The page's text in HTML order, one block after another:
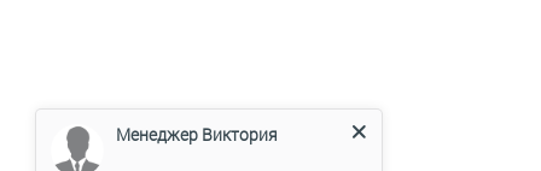
Менеджер Виктория